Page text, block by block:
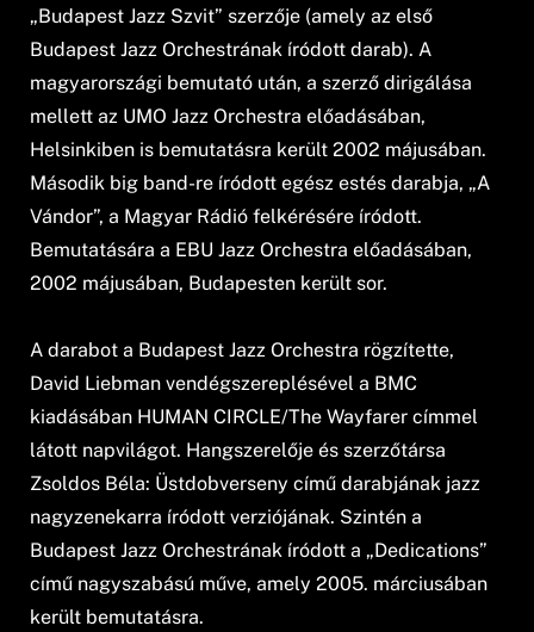
„Budapest Jazz Szvit” szerzője (amely az első
Budapest Jazz Orchestrának íródott darab). A
magyarországi bemutató után, a szerző dirigálása
mellett az UMO Jazz Orchestra előadásában,
Helsinkiben is bemutatásra került 2002 májusában.
Második big band-re íródott egész estés darabja, „A
Vándor”, a Magyar Rádió felkérésére íródott.
Bemutatására a EBU Jazz Orchestra előadásában,
2002 májusában, Budapesten került sor.
A darabot a Budapest Jazz Orchestra rögzítette,
David Liebman vendégszereplésével a BMC
kiadásában HUMAN CIRCLE/The Wayfarer címmel
látott napvilágot. Hangszerelője és szerzőtársa
Zsoldos Béla: Üstdobverseny című darabjának jazz
nagyzenekarra íródott verziójának. Szintén a
Budapest Jazz Orchestrának íródott a „Dedications”
című nagyszabású műve, amely 2005. márciusában
került bemutatásra.